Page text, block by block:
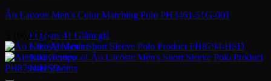
Giày Chạy
Pegasus 41
Nike Air Zoom
Nike Tempo
Nike Zoomx
Áo Lacoste Men’s Color Matching Polo PH3461-51G-001
3,100,000₫